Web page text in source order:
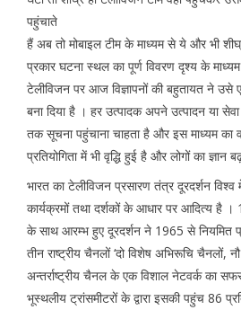
पहुंचाते
हैं अब तो मोबाइल टीम के माध्यम से ये और भी
प्रकार घटना स्थल का पूर्ण विवरण दृश्य के
टेलीविजन पर आज विज्ञापनों की बहुतायत ने उसे
बना दिया है । हर उत्पादक अपने उत्पादन या
तक सूचना पहुंचाना चाहता है और इस माध्यम का
प्रतियोगिता में भी वृद्धि हुई है और लोगों का ज्ञान
भारत का टेलीविजन प्रसारण तंत्र दूरदर्शन विश्व
कार्यक्रमों तथा दर्शकों के आधार पर आदित्य है
के साथ आरम्भ हुए दूरदर्शन ने 1965 से
तीन राष्ट्रीय चैनलों ‘दो विशेष अभिरूचि चैनलों,
अन्तर्राष्ट्रीय चैनल के एक विशाल नेटवर्क का
भूस्थलीय ट्रांसमीटरों के द्वारा इसकी पहुंच 86